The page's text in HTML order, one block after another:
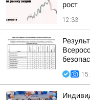
рост
12:33